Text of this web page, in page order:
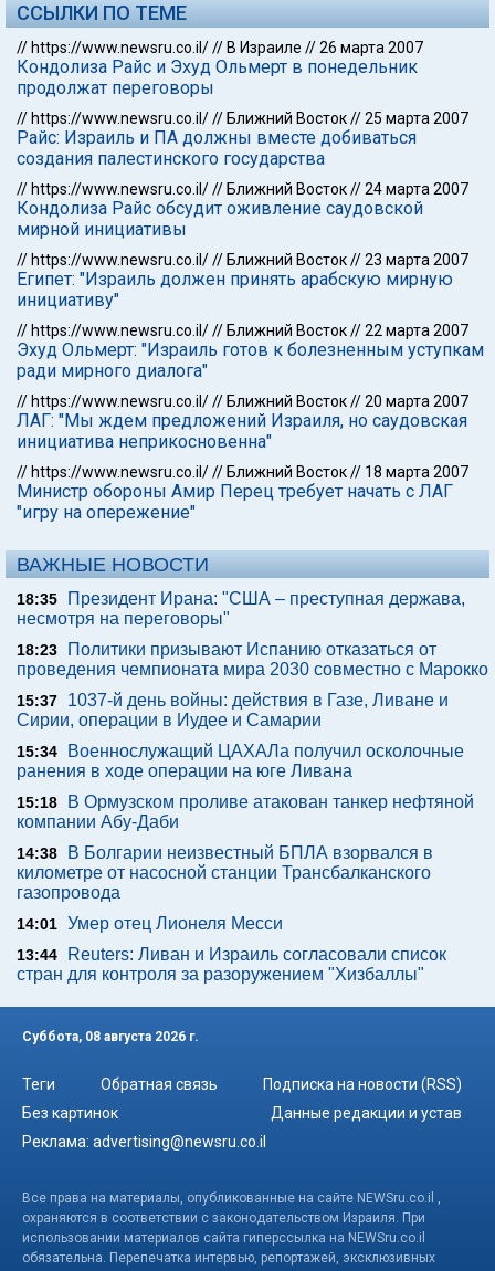
ССЫЛКИ ПО ТЕМЕ
// https://www.newsru.co.il/// В Израиле //26 марта 2007
Кондолиза Райс и Эхуд Ольмерт в понедельник
продолжат переговоры
// https://www.newsru.co.il/// Ближний Восток//25 марта 2007
Райс: Израиль и ПА должны вместе добиваться
создания палестинского государства
// https://www.newsru.co.il/// Ближний Восток//24 марта 2007
Кондолиза Райс обсудит оживление саудовской
мирной инициативы
// https://www.newsru.co.il/// Ближний Восток//23 марта 2007
Египет: "Израиль должен принять арабскую мирную
инициативу"
// https://www.newsru.co.il/// Ближний Восток//22 марта 2007
Эхуд Ольмерт: "Израиль готов к болезненным уступкам
ради мирного диалога"
// https://www.newsru.co.il/// Ближний Восток//20 марта 2007
ЛАГ: "Мы ждем предложений Израиля, но саудовская
инициатива неприкосновенна"
// https://www.newsru.co.il/// Ближний Восток// 18 марта 2007
Министр обороны Амир Перец требует начать с ЛАГ
"игру на опережение"
ВАЖНЫЕ НОВОСТИ
18:35
Президент Ирана: "США – преступная держава,
несмотря на переговоры"
18:23
Политики призывают Испанию отказаться от
проведения чемпионата мира 2030 совместно с Марокко
15:37
1037-й день войны: действия в Газе, Ливане и
Сирии, операции в Иудее и Самарии
15:34
Военнослужащий ЦАХАЛа получил осколочные
ранения в ходе операции на юге Ливана
15:18
В Ормузском проливе атакован танкер нефтяной
компании Абу-Даби
14:38
В Болгарии неизвестный БПЛА взорвался в
километре от насосной станции Трансбалканского
газопровода
14:01 Умер отец Лионеля Месси
13:44
Reuters: Ливан и Израиль согласовали список
стран для контроля за разоружением "Хизбаллы"
Суббота, 08 августа 2026 г.
Теги Обратная связь
Подписка на новости (RSS)
Без картинок
Данные редакции и устав
Реклама: advertising@newsru.co.il
Все права на материалы, опубликованные на сайте NEWSru.co.il ,
охраняются в соответствии с законодательством Израиля. При
использовании материалов сайта гиперссылка на NEWSru.co.il
обязательна. Перепечатка интервью, репортажей, эксклюзивных